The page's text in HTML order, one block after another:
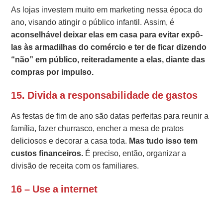
As lojas investem muito em marketing nessa época do
ano, visando atingir o público infantil. Assim, é
aconselhável deixar elas em casa para evitar expô-
las às armadilhas do comércio e ter de ficar dizendo
“não” em público, reiteradamente a elas, diante das
compras por impulso.
15. Divida a responsabilidade de gastos
As festas de fim de ano são datas perfeitas para reunir a
família, fazer churrasco, encher a mesa de pratos
deliciosos e decorar a casa toda. Mas tudo isso tem
custos financeiros. É preciso, então, organizar a
divisão de receita com os familiares.
16 – Use a internet